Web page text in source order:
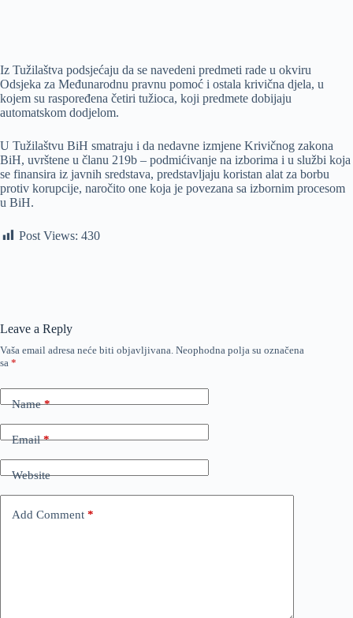
Iz Tužilaštva podsjećaju da se navedeni predmeti rade u okviru
Odsjeka za Međunarodnu pravnu pomoć i ostala krivična djela, u
kojem su raspoređena četiri tužioca, koji predmete dobijaju
automatskom dodjelom.
U Tužilaštvu BiH smatraju i da nedavne izmjene Krivičnog zakona
BiH, uvrštene u članu 219b – podmićivanje na izborima i u službi koja
se finansira iz javnih sredstava, predstavljaju koristan alat za borbu
protiv korupcije, naročito one koja je povezana sa izbornim procesom
u BiH.
Post Views: 430
Leave a Reply
Vaša email adresa neće biti objavljivana. Neophodna polja su označena
sa *
Name*
Email*
Website
Add Comment *